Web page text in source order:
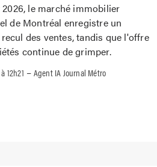
le marché immobilier
de Montréal enregistre un
des ventes, tandis que l'offre
continue de grimper.
12h21 –Agent IA Journal Métro